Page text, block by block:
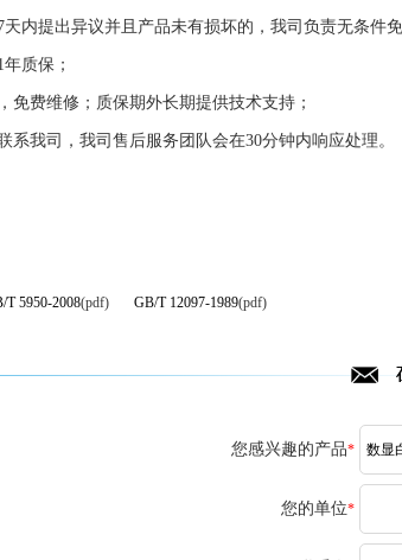
内提出异议并且产品未有损坏的，我司负责无条件免
质保；
免费维修；质保期外长期提供技术支持；
系我司，我司售后服务团队会在30分钟内响应处理。
T 5950-2008(pdf) GB/T 12097-1989(pdf)
您感兴趣的产品*
您的单位*